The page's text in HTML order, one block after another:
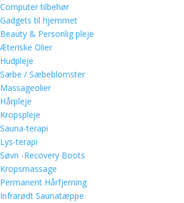
Computer tilbehør
Gadgets til hjemmet
Beauty & Personlig pleje
Æteriske Olier
Hudpleje
Sæbe / Sæbeblomster
Massageolier
Hårpleje
Kropspleje
Sauna-terapi
Lys-terapi
Søvn -Recovery Boots
Kropsmassage
Permanent Hårfjerning
Infrarødt Saunatæppe